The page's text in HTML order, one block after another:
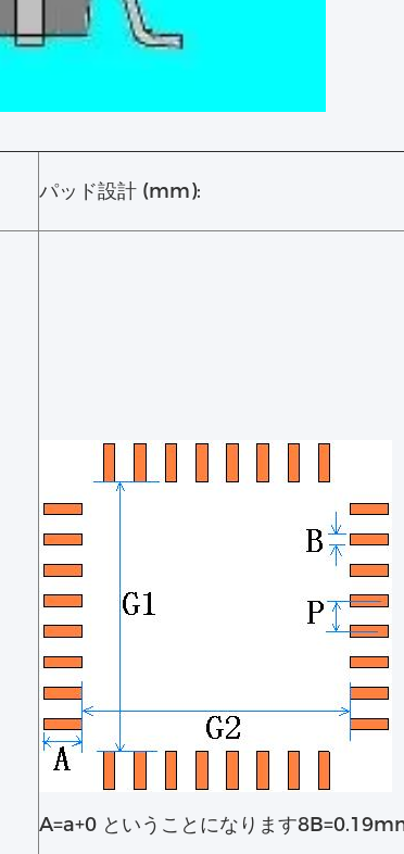
パッド設計 (mm):
A=a+0 ということになります